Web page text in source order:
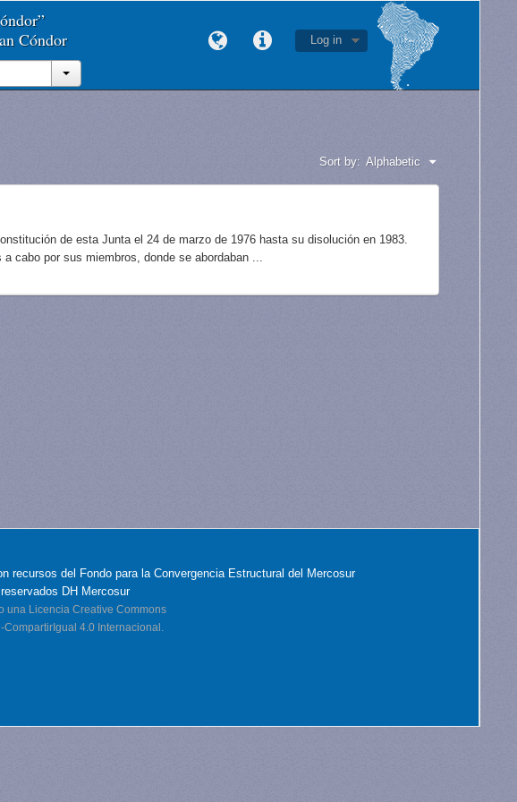
Cóndor
Log in
Sort by: Alphabetic
de esta Junta el 24 de marzo de 1976 hasta su disolución en 1983.
cabo por sus miembros, donde se abordaban ...
recursos del Fondo para la Convergencia Estructural del Mercosur
DH Mercosur
una Licencia Creative Commons
4.0 Internacional.